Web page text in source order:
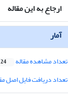
ارجاع به این مقاله
آمار
تعداد مشاهده مقاله
تعداد دریافت فایل اصل